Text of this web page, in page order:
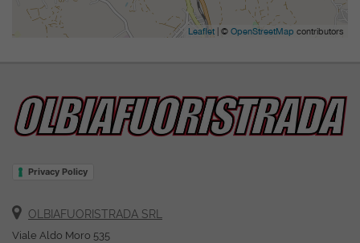
Leaflet | © OpenStreetMap contributors
Privacy Policy
OLBIAFUORISTRADA SRL
Viale Aldo Moro 535